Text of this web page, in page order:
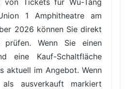
1 Amphitheatre am
2026 können Sie direkt
Wenn Sie einen
eine Kauf-Schaltfläche
aktuell im Angebot. Wenn
ausverkauft markiert